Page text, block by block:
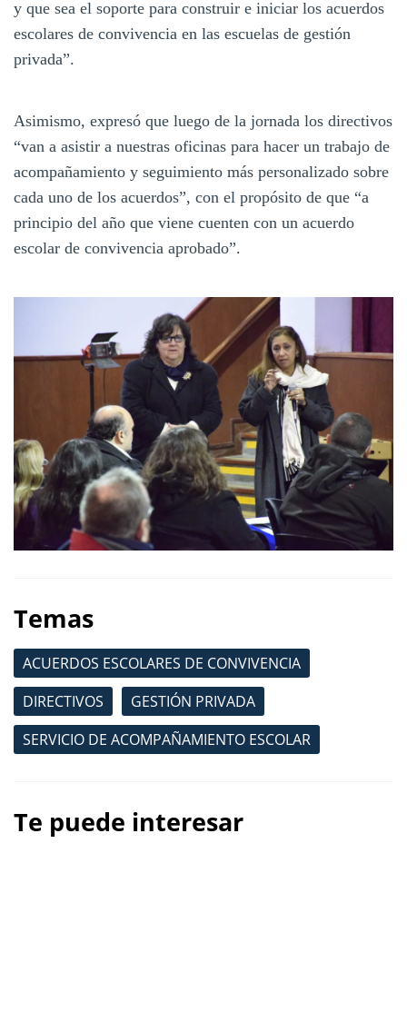
y que sea el soporte para construir e iniciar los acuerdos
escolares de convivencia en las escuelas de gestión
privada”.
Asimismo, expresó que luego de la jornada los directivos
“van a asistir a nuestras oficinas para hacer un trabajo de
acompañamiento y seguimiento más personalizado sobre
cada uno de los acuerdos”, con el propósito de que “a
principio del año que viene cuenten con un acuerdo
escolar de convivencia aprobado”.
Temas
ACUERDOS ESCOLARES DE CONVIVENCIA
DIRECTIVOS
GESTIÓN PRIVADA
SERVICIO DE ACOMPAÑAMIENTO ESCOLAR
Te puede interesar